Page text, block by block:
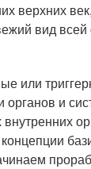
верхних
вид всей
или
и